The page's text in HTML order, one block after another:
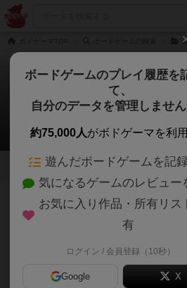
異世界ギルドマスターズ
（拡張）
ワタルさんのレビ
2 3
436名 3名 0 4年以上前
ボードゲームのプレイ履歴を
て、
自分のデータを管理しません
約75,000人がボドゲーマを利用
遊んだボードゲームを記
気になるゲームのレビュー
お気に入り作品・所有リス
有
ログイン / 会員登録（10秒）
Google X